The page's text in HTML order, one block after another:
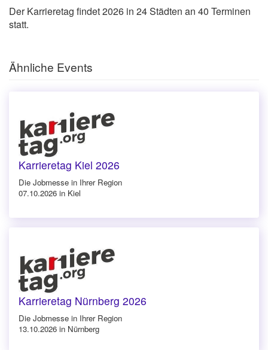
Der Karrieretag findet 2026 in 24 Städten an 40 Terminen
statt.
Ähnliche Events
Karrieretag Kiel 2026
Die Jobmesse in Ihrer Region
07.10.2026 in Kiel
Karrieretag Nürnberg 2026
Die Jobmesse in Ihrer Region
13.10.2026 in Nürnberg